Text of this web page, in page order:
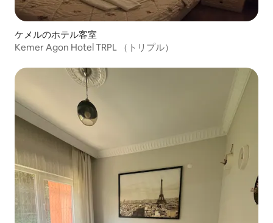
ケメルのホテル客室
Kemer Agon Hotel TRPL （トリプル）